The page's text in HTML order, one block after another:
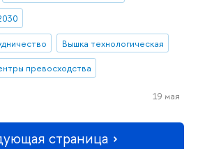
Вышка технологическая
превосходства
19 мая
страница